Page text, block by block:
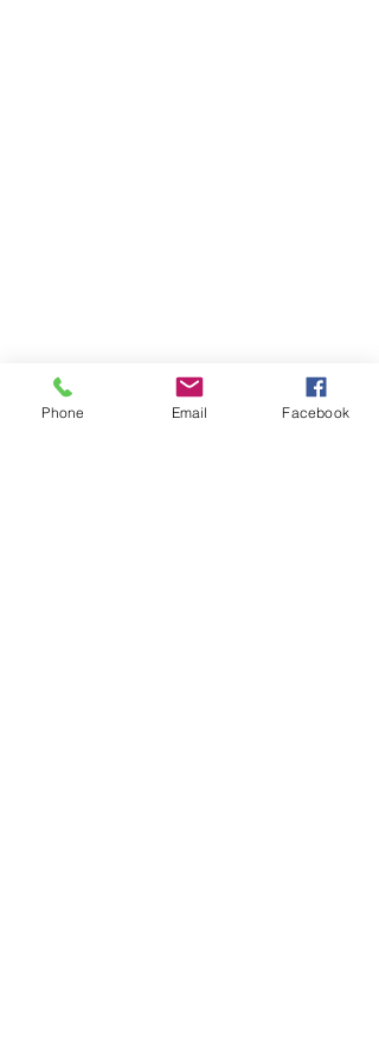
Phone Email Facebook